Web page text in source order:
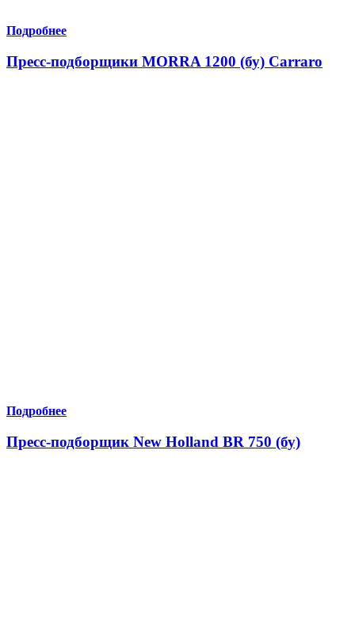
Подробнее
Пресс-подборщики MORRA 1200 (бу) Carraro
Подробнее
Пресс-подборщик New Holland BR 750 (бу)